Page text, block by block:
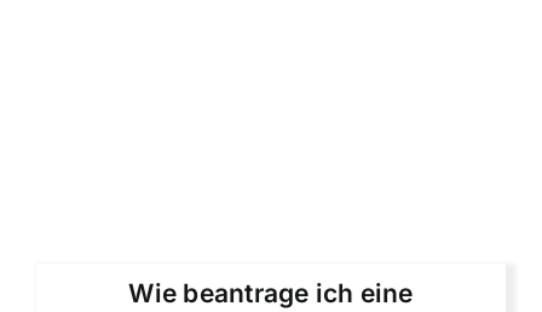
Wie beantrage ich eine